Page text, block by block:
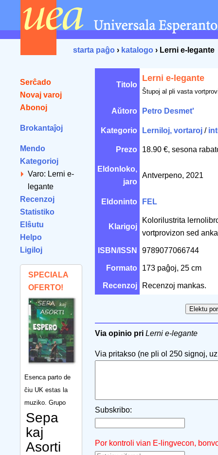
starta paĝo › katalogo › Lerni e-legante
Serĉado
Novaj varoj
Abonoj
Brokantaĵoj
Mendo
Kategorioj
Varo: Lerni e-
legante
Recenzoj
Statistiko
Elŝutu
Helpo
Ligiloj
SPECIALA
OFERTO!
Esenca parto de
ĉiu UK estas la
muziko. Grupo
Sepa
kaj
Asorti
Titolo
Lerni e-legante
Ŝtupoj al pli vasta
Aŭtoro Petro Desmet'
Kategorio Lerniloj, vortaroj /
Prezo 18.90 €, sesona
Eldonloko,
jaro
Antverpeno, 2021
Eldoninto FEL
Klarigoj
Kolorilustrita
vortprovizon sed
ISBN/ISSN 9789077066744
Formato 173 paĝoj, 25 cm
Recenzoj Recenzoj mankas.
Via opinio pri Lerni e-legante
Via pritakso (ne pli ol 250 signoj,
Subskribo:
Por kontroli vian E-lingvecon,